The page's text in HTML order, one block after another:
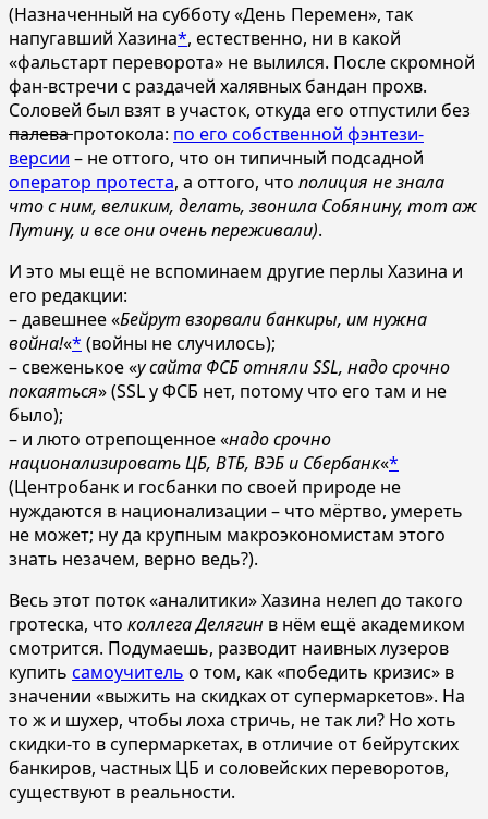
(Назначенный на субботу «День Перемен», так
напугавший Хазина*, естественно, ни в какой
«фальстарт переворота» не вылился. После скромной
фан-встречи с раздачей халявных бандан прохв.
Соловей был взят в участок, откуда его отпустили без
палевапротокола: по его собственной фэнтези-
версии – не оттого, что он типичный подсадной
оператор протеста, а оттого, что полиция не знала
что с ним, великим, делать, звонила Собянину, тот аж
Путину, и все они очень переживали).
И это мы ещё не вспоминаем другие перлы Хазина и
его редакции:
– давешнее «Бейрут взорвали банкиры, им нужна
война!«* (войны не случилось);
– свеженькое «у сайта ФСБ отняли SSL, надо срочно
покаяться» (SSL у ФСБ нет, потому что его там и не
было);
– и люто отрепощенное «надо срочно
национализировать ЦБ, ВТБ, ВЭБ и Сбербанк«*
(Центробанк и госбанки по своей природе не
нуждаются в национализации – что мёртво, умереть
не может; ну да крупным макроэкономистам этого
знать незачем, верно ведь?).
Весь этот поток «аналитики» Хазина нелеп до такого
гротеска, что коллега Делягин в нём ещё академиком
смотрится. Подумаешь, разводит наивных лузеров
купить самоучитель о том, как «победить кризис» в
значении «выжить на скидках от супермаркетов». На
то ж и шухер, чтобы лоха стричь, не так ли? Но хоть
скидки-то в супермаркетах, в отличие от бейрутских
банкиров, частных ЦБ и соловейских переворотов,
существуют в реальности.